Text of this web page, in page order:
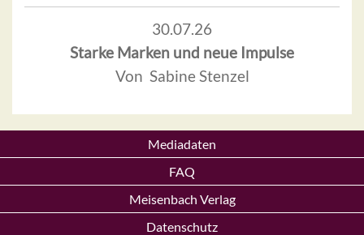
30.07.26
Starke Marken und neue Impulse
Von Sabine Stenzel
Mediadaten
FAQ
Meisenbach Verlag
Datenschutz